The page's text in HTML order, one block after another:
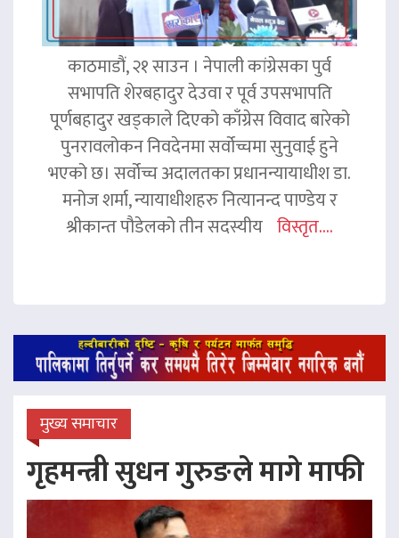
काठमाडौं, २१ साउन । नेपाली कांग्रेसका पुर्व
सभापति शेरबहादुर देउवा र पूर्व उपसभापति
पूर्णबहादुर खड्काले दिएको काँग्रेस विवाद बारेको
पुनरावलोकन निवदेनमा सर्वोच्चमा सुनुवाई हुने
भएको छ। सर्वोच्च अदालतका प्रधानन्यायाधीश डा.
मनोज शर्मा, न्यायाधीशहरु नित्यानन्द पाण्डेय र
श्रीकान्त पौडेलको तीन सदस्यीय विस्तृत....
मुख्य समाचार
गृहमन्त्री सुधन गुरुङले मागे माफी